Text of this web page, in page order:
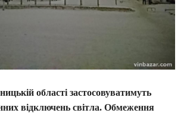
області застосовуватимуть
відключень світла. Обмеження